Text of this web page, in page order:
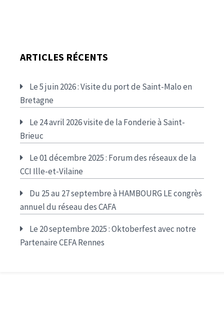
ARTICLES RÉCENTS
Le 5 juin 2026 : Visite du port de Saint-Malo en
Bretagne
Le 24 avril 2026 visite de la Fonderie à Saint-
Brieuc
Le 01 décembre 2025 : Forum des réseaux de la
CCI Ille-et-Vilaine
Du 25 au 27 septembre à HAMBOURG LE congrès
annuel du réseau des CAFA
Le 20 septembre 2025 : Oktoberfest avec notre
Partenaire CEFA Rennes